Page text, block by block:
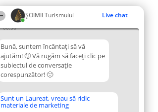
ȘOIMII Turismului Live chat
00:56
Bună, suntem încântați să vă
ajutăm! 🙂 Vă rugăm să faceți clic pe
subiectul de conversație
corespunzător! 🙂
Sunt un Laureat, vreau să ridic
materiale de marketing